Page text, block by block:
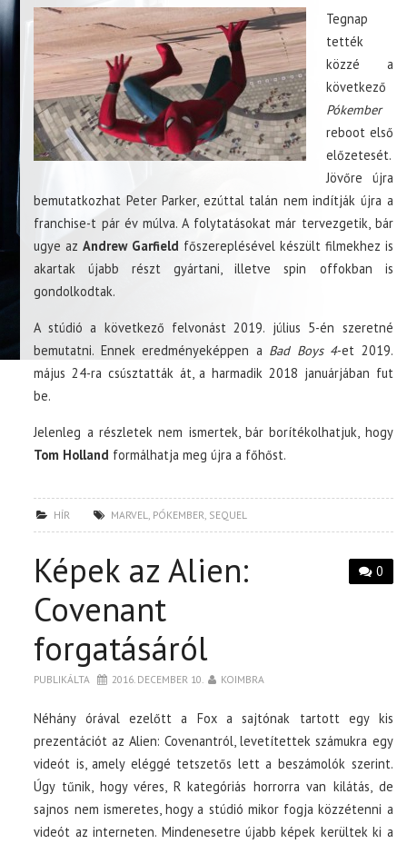
Tegnap
tették
közzé a
következő
Pókember
reboot első
előzetesét.
Jövőre újra
bemutatkozhat Peter Parker, ezúttal talán nem indítják újra a
franchise-t pár év múlva. A folytatásokat már tervezgetik, bár
ugye azAndrew Garfield főszereplésével készült filmekhez is
akartak újabb részt gyártani, illetve spin offokban is
gondolkodtak.
A stúdió a következő felvonást 2019. július 5-én szeretné
bemutatni. Ennek eredményeképpen a Bad Boys 4-et 2019.
május 24-ra csúsztatták át, a harmadik 2018 januárjában fut
be.
Jelenleg a részletek nem ismertek, bár borítékolhatjuk, hogy
Tom Holland formálhatja meg újra a főhőst.
HÍR MARVEL PÓKEMBER SEQUEL
0
Képek az Alien:
Covenant
forgatásáról
PUBLIKÁLTA 2016. DECEMBER 10. KOIMBRA
Néhány órával ezelőtt a Fox a sajtónak tartott egy kis
prezentációt az Alien: Covenantról, levetítettek számukra egy
videót is, amely eléggé tetszetős lett a beszámolók szerint.
Úgy tűnik, hogy véres, R kategóriás horrorra van kilátás, de
sajnos nem ismeretes, hogy a stúdió mikor fogja közzétenni a
videót az interneten. Mindenesetre újabb képek kerültek ki a